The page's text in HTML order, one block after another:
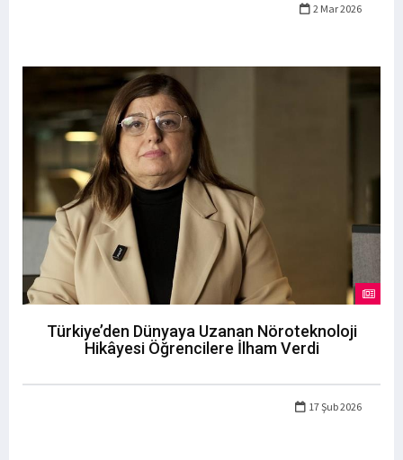
2 Mar 2026
Türkiye’den Dünyaya Uzanan Nöroteknoloji
Hikâyesi Öğrencilere İlham Verdi
17 Şub 2026